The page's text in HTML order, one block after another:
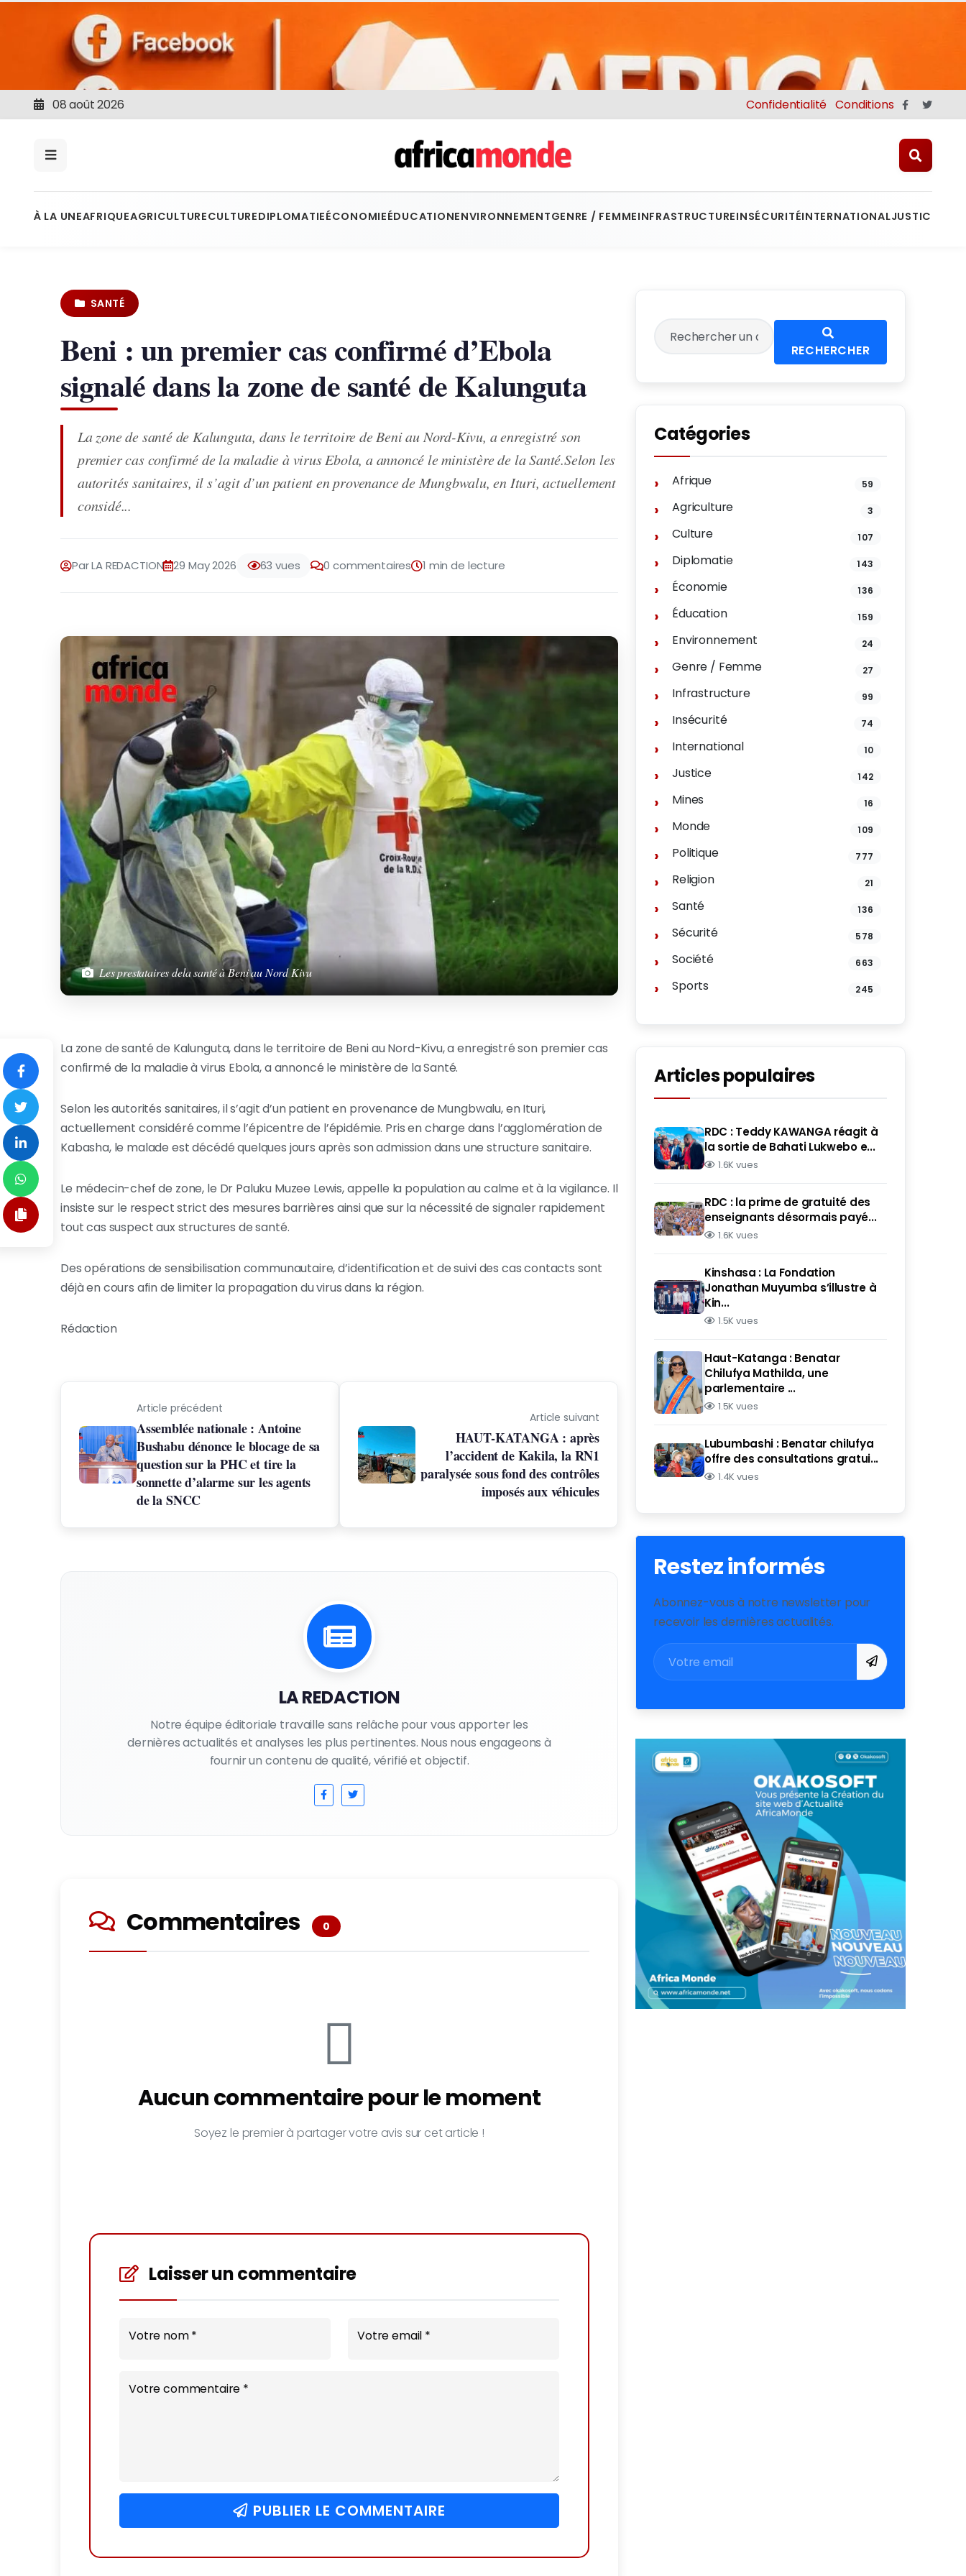
08 août 2026 Confidentialité Conditions
À LA UNEAFRIQUEAGRICULTURECULTUREDIPLOMATIEÉCONOMIEÉDUCATIONENVIRONNEMENTGENRE / FEMMEINFRASTRUCTUREINSÉCURITÉINTERNATIONALJUSTICE
SANTÉ
Beni : un premier cas confirmé d’Ebola
signalé dans la zone de santé de Kalunguta
La zone de santé de Kalunguta, dans le territoire de Beni au Nord-Kivu, a enregistré son
premier cas confirmé de la maladie à virus Ebola, a annoncé le ministère de la Santé.Selon les
autorités sanitaires, il s’agit d’un patient en provenance de Mungbwalu, en Ituri, actuellement
considé...
Par LA REDACTION 29 May 2026 63 vues 0 commentaires 1 min de lecture
Les prestataires dela santé à Beni au Nord Kivu
La zone de santé de Kalunguta, dans le territoire de Beni au Nord-Kivu, a enregistré son premier cas
confirmé de la maladie à virus Ebola, a annoncé le ministère de la Santé.
Selon les autorités sanitaires, il s’agit d’un patient en provenance de Mungbwalu, en Ituri,
actuellement considéré comme l’épicentre de l’épidémie. Pris en charge dans l’agglomération de
Kabasha, le malade est décédé quelques jours après son admission dans une structure sanitaire.
Le médecin-chef de zone, le Dr Paluku Muzee Lewis, appelle la population au calme et à la vigilance. Il
insiste sur le respect strict des mesures barrières ainsi que sur la nécessité de signaler rapidement
tout cas suspect aux structures de santé.
Des opérations de sensibilisation communautaire, d’identification et de suivi des cas contacts sont
déjà en cours afin de limiter la propagation du virus dans la région.
Rédaction
Article précédent
Assemblée nationale : Antoine
Bushabu dénonce le blocage de sa
question sur la PHC et tire la
sonnette d’alarme sur les agents
de la SNCC
Article suivant
HAUT-KATANGA : après
l’accident de Kakila, la RN1
paralysée sous fond des contrôles
imposés aux véhicules
LA REDACTION
Notre équipe éditoriale travaille sans relâche pour vous apporter les
dernières actualités et analyses les plus pertinentes. Nous nous engageons à
fournir un contenu de qualité, vérifié et objectif.
Commentaires 0
Aucun commentaire pour le moment
Soyez le premier à partager votre avis sur cet article !
Laisser un commentaire
Votre nom * Votre email *
Votre commentaire *
PUBLIER LE COMMENTAIRE
RECHERCHER
Catégories
Afrique 59
Agriculture 3
Culture 107
Diplomatie 143
Économie 136
Éducation 159
Environnement 24
Genre / Femme 27
Infrastructure 99
Insécurité 74
International 10
Justice 142
Mines 16
Monde 109
Politique 777
Religion 21
Santé 136
Sécurité 578
Société 663
Sports 245
Articles populaires
RDC : Teddy KAWANGA réagit à
la sortie de Bahati Lukwebo e...
1.6K vues
RDC : la prime de gratuité des
enseignants désormais payé...
1.6K vues
Kinshasa : La Fondation
Jonathan Muyumba s’illustre à
Kin...
1.5K vues
Haut-Katanga : Benatar
Chilufya Mathilda, une
parlementaire ...
1.5K vues
Lubumbashi : Benatar chilufya
offre des consultations gratui...
1.4K vues
Restez informés
Abonnez-vous à notre newsletter pour
recevoir les dernières actualités.